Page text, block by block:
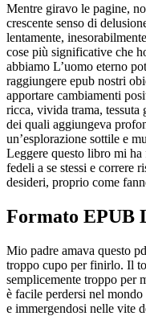
Mentre giravo le pagine,
crescente senso di
lentamente,
cose più significative che
abbiamo L’uomo eterno
raggiungere epub nostri
apportare cambiamenti
ricca, vivida trama, tessuta
dei quali aggiungeva
un’esplorazione sottile e
Leggere questo libro mi ha
fedeli a se stessi e correre
desideri, proprio come
Formato EPUB
Mio padre amava questo
troppo cupo per finirlo. Il
semplicemente troppo per
è facile perdersi nel
e immergendosi nelle vite